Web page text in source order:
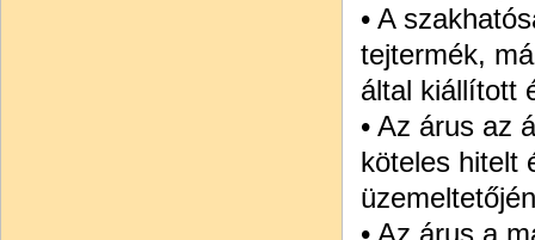
• A
tejtermék,
által kiállított
• Az árus az
köteles hitelt
• Az árus a